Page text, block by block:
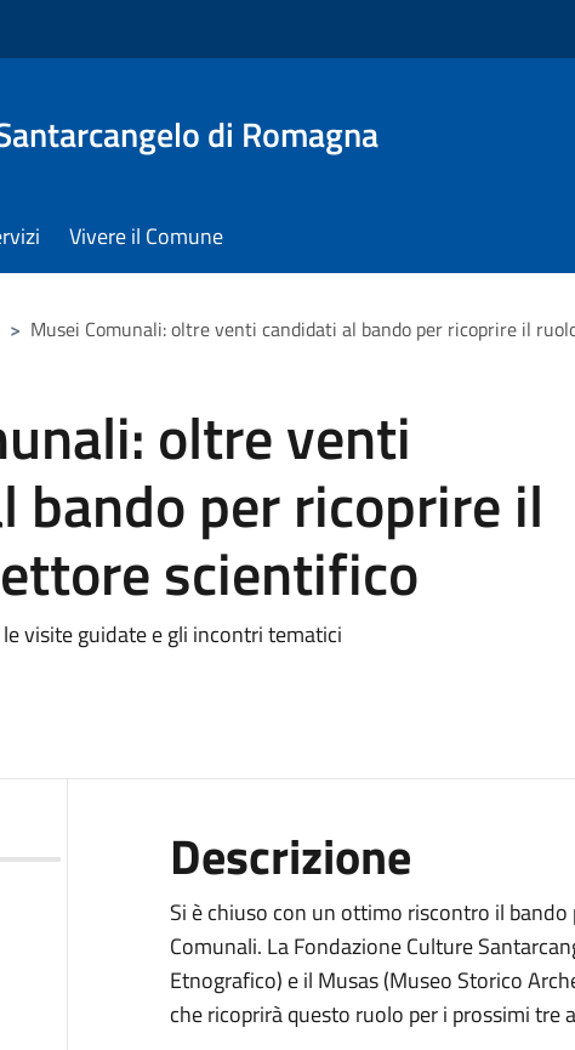
di Romagna
Vivere il Comune
> Musei Comunali: oltre venti candidati al bando per ricoprire il
oltre venti
bando per ricoprire il
scientifico
visite guidate e gli incontri tematici
Descrizione
Si è chiuso con un ottimo riscontro il
Comunali. La Fondazione Culture
Etnografico) e il Musas (Museo Storico
che ricoprirà questo ruolo per i prossimi tre